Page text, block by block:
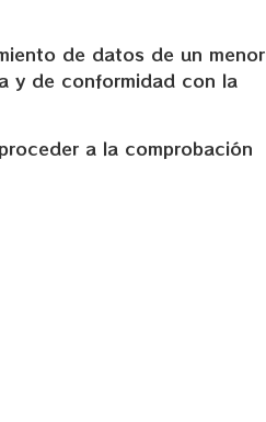
de datos de un menor
y de conformidad con la
a la comprobación